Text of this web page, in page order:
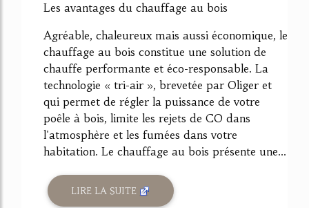
Les avantages du chauffage au bois
Agréable, chaleureux mais aussi économique, le
chauffage au bois constitue une solution de
chauffe performante et éco-responsable. La
technologie « tri-air », brevetée par Oliger et
qui permet de régler la puissance de votre
poêle à bois, limite les rejets de CO dans
l'atmosphère et les fumées dans votre
habitation. Le chauffage au bois présente une...
LIRE LA SUITE